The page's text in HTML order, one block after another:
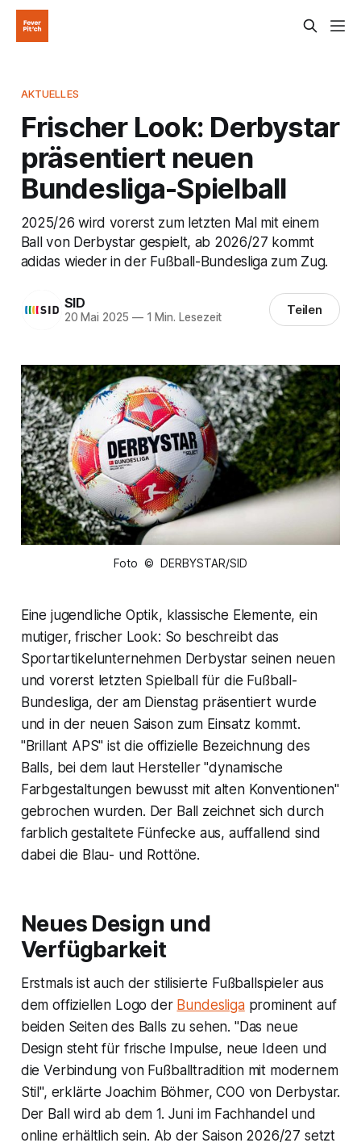
AKTUELLES
Frischer Look: Derbystar
präsentiert neuen
Bundesliga-Spielball
2025/26 wird vorerst zum letzten Mal mit einem
Ball von Derbystar gespielt, ab 2026/27 kommt
adidas wieder in der Fußball-Bundesliga zum Zug.
SID
20 Mai 2025 —1 Min. Lesezeit Teilen
Foto © DERBYSTAR/SID
Eine jugendliche Optik, klassische Elemente, ein
mutiger, frischer Look: So beschreibt das
Sportartikelunternehmen Derbystar seinen neuen
und vorerst letzten Spielball für die Fußball-
Bundesliga, der am Dienstag präsentiert wurde
und in der neuen Saison zum Einsatz kommt.
"Brillant APS" ist die offizielle Bezeichnung des
Balls, bei dem laut Hersteller "dynamische
Farbgestaltungen bewusst mit alten Konventionen"
gebrochen wurden. Der Ball zeichnet sich durch
farblich gestaltete Fünfecke aus, auffallend sind
dabei die Blau- und Rottöne.
Neues Design und
Verfügbarkeit
Erstmals ist auch der stilisierte Fußballspieler aus
dem offiziellen Logo der Bundesligaprominent auf
beiden Seiten des Balls zu sehen. "Das neue
Design steht für frische Impulse, neue Ideen und
die Verbindung von Fußballtradition mit modernem
Stil", erklärte Joachim Böhmer, COO von Derbystar.
Der Ball wird ab dem 1. Juni im Fachhandel und
online erhältlich sein. Ab der Saison 2026/27 setzt